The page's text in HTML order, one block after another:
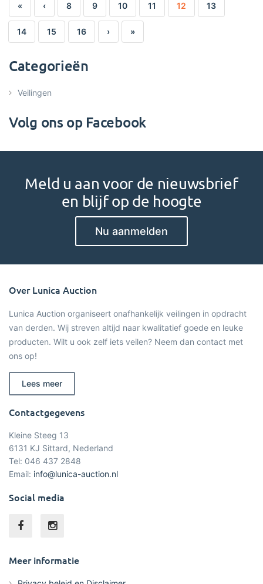
« ‹ 8 9 10 11 12 13
14 15 16 › »
Categorieën
Veilingen
Volg ons op Facebook
Meld u aan voor de nieuwsbrief
en blijf op de hoogte
Nu aanmelden
Over Lunica Auction
Lunica Auction organiseert onafhankelijk veilingen in opdracht
van derden. Wij streven altijd naar kwalitatief goede en leuke
producten. Wilt u ook zelf iets veilen? Neem dan contact met
ons op!
Lees meer
Contactgegevens
Kleine Steeg 13
6131 KJ Sittard, Nederland
Tel: 046 437 2848
Email: info@lunica-auction.nl
Social media
Meer informatie